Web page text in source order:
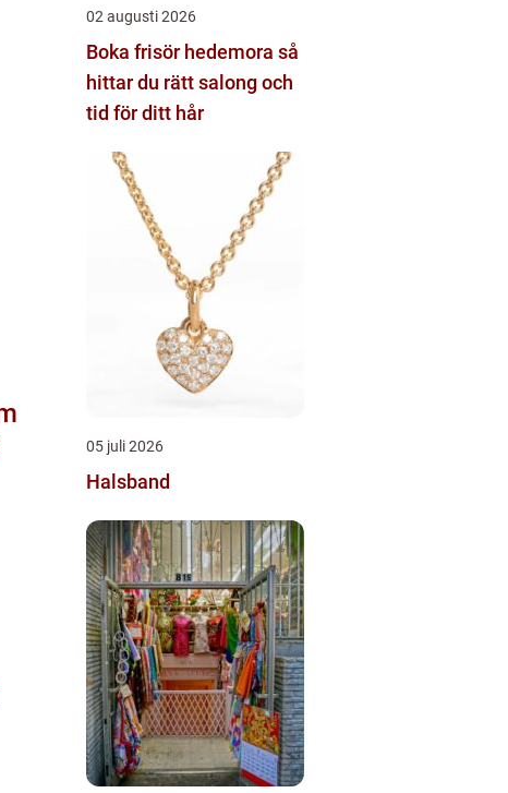
02 augusti 2026
Boka frisör hedemora så
hittar du rätt salong och
tid för ditt hår
05 juli 2026
Halsband